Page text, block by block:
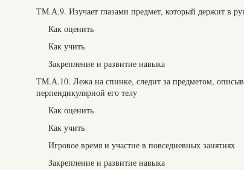
ТМ.А.9. Изучает глазами предмет, который держит в
Как оценить
Как учить
Закрепление и развитие навыка
ТМ.А.10. Лежа на спинке, следит за предметом,
перпендикулярной его телу
Как оценить
Как учить
Игровое время и участие в повседневных занятиях
Закрепление и развитие навыка